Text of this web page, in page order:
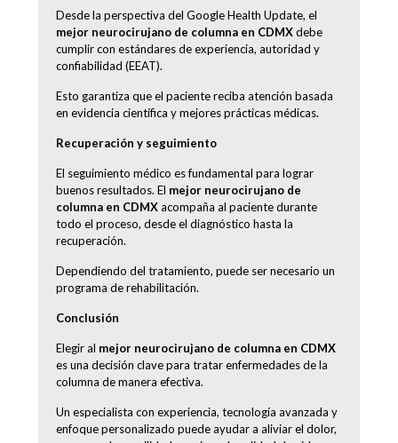
Desde la perspectiva del Google Health Update, el
mejor neurocirujano de columna en CDMXdebe
cumplir con estándares de experiencia, autoridad y
confiabilidad (EEAT).
Esto garantiza que el paciente reciba atención basada
en evidencia científica y mejores prácticas médicas.
Recuperación y seguimiento
El seguimiento médico es fundamental para lograr
buenos resultados. El mejor neurocirujano de
columna en CDMXacompaña al paciente durante
todo el proceso, desde el diagnóstico hasta la
recuperación.
Dependiendo del tratamiento, puede ser necesario un
programa de rehabilitación.
Conclusión
Elegir al mejor neurocirujano de columna en CDMX
es una decisión clave para tratar enfermedades de la
columna de manera efectiva.
Un especialista con experiencia, tecnología avanzada y
enfoque personalizado puede ayudar a aliviar el dolor,